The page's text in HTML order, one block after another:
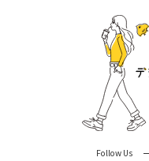
Follow Us